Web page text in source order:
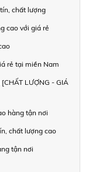
chất lượng
cao với giá rẻ
rẻ tại miền Nam
LƯỢNG - GIÁ
hàng tận nơi
chất lượng cao
tận nơi